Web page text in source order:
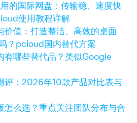
的国际网盘：传输稳、速度快
使用教程详解
价值：打造整洁、高效的桌面
？pcloud国内替代方案
有哪些替代品？类似Google
评：2026年10款产品对比表与
怎么选？重点关注团队分布与合